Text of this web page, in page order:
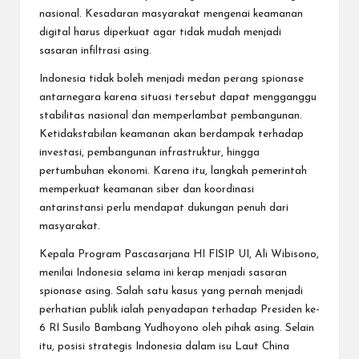
nasional. Kesadaran masyarakat mengenai keamanan
digital harus diperkuat agar tidak mudah menjadi
sasaran infiltrasi asing.
Indonesia tidak boleh menjadi medan perang spionase
antarnegara karena situasi tersebut dapat mengganggu
stabilitas nasional dan memperlambat pembangunan.
Ketidakstabilan keamanan akan berdampak terhadap
investasi, pembangunan infrastruktur, hingga
pertumbuhan ekonomi. Karena itu, langkah pemerintah
memperkuat keamanan siber dan koordinasi
antarinstansi perlu mendapat dukungan penuh dari
masyarakat.
Kepala Program Pascasarjana HI FISIP UI, Ali Wibisono,
menilai Indonesia selama ini kerap menjadi sasaran
spionase asing. Salah satu kasus yang pernah menjadi
perhatian publik ialah penyadapan terhadap Presiden ke-
6 RI Susilo Bambang Yudhoyono oleh pihak asing. Selain
itu, posisi strategis Indonesia dalam isu Laut China